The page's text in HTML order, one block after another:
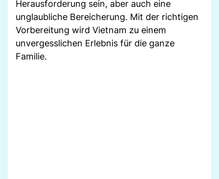
Herausforderung sein, aber auch eine
unglaubliche Bereicherung. Mit der richtigen
Vorbereitung wird Vietnam zu einem
unvergesslichen Erlebnis für die ganze
Familie.